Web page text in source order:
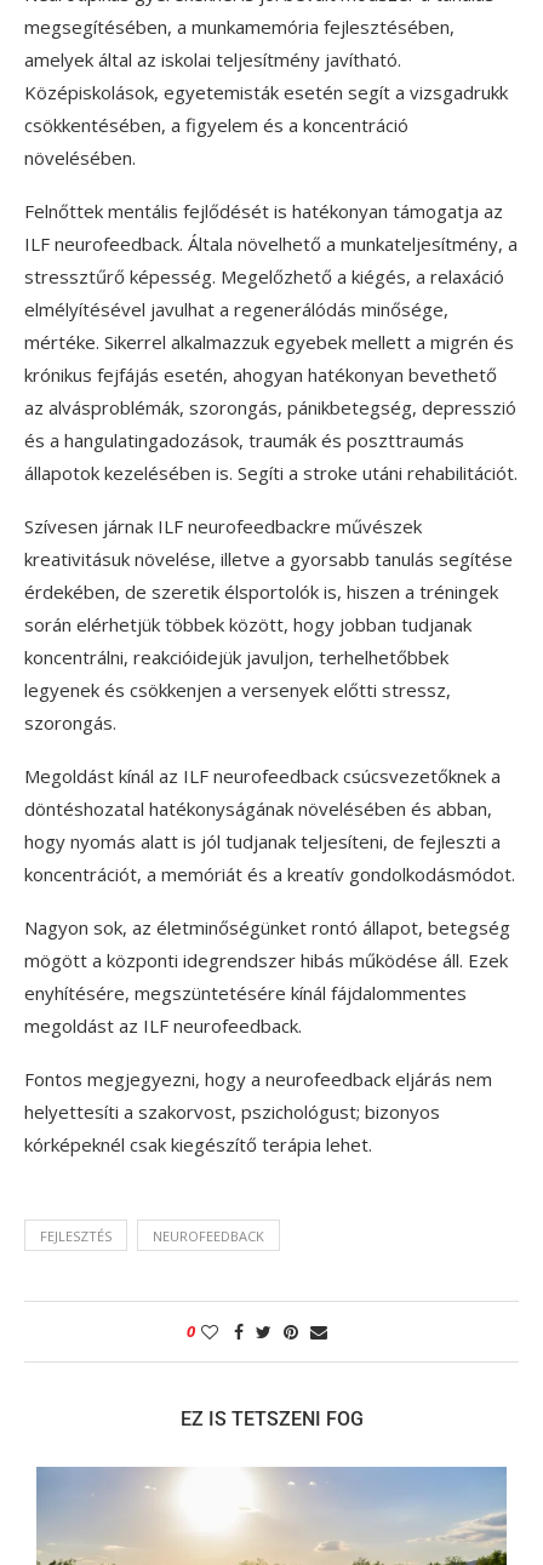
megsegítésében, a munkamemória fejlesztésében,
amelyek által az iskolai teljesítmény javítható.
Középiskolások, egyetemisták esetén segít a vizsgadrukk
csökkentésében, a figyelem és a koncentráció
növelésében.
Felnőttek mentális fejlődését is hatékonyan támogatja az
ILF neurofeedback. Általa növelhető a munkateljesítmény, a
stressztűrő képesség. Megelőzhető a kiégés, a relaxáció
elmélyítésével javulhat a regenerálódás minősége,
mértéke. Sikerrel alkalmazzuk egyebek mellett a migrén és
krónikus fejfájás esetén, ahogyan hatékonyan bevethető
az alvásproblémák, szorongás, pánikbetegség, depresszió
és a hangulatingadozások, traumák és poszttraumás
állapotok kezelésében is. Segíti a stroke utáni rehabilitációt.
Szívesen járnak ILF neurofeedbackre művészek
kreativitásuk növelése, illetve a gyorsabb tanulás segítése
érdekében, de szeretik élsportolók is, hiszen a tréningek
során elérhetjük többek között, hogy jobban tudjanak
koncentrálni, reakcióidejük javuljon, terhelhetőbbek
legyenek és csökkenjen a versenyek előtti stressz,
szorongás.
Megoldást kínál az ILF neurofeedback csúcsvezetőknek a
döntéshozatal hatékonyságának növelésében és abban,
hogy nyomás alatt is jól tudjanak teljesíteni, de fejleszti a
koncentrációt, a memóriát és a kreatív gondolkodásmódot.
Nagyon sok, az életminőségünket rontó állapot, betegség
mögött a központi idegrendszer hibás működése áll. Ezek
enyhítésére, megszüntetésére kínál fájdalommentes
megoldást az ILF neurofeedback.
Fontos megjegyezni, hogy a neurofeedback eljárás nem
helyettesíti a szakorvost, pszichológust; bizonyos
kórképeknél csak kiegészítő terápia lehet.
FEJLESZTÉS NEUROFEEDBACK
0
EZ IS TETSZENI FOG